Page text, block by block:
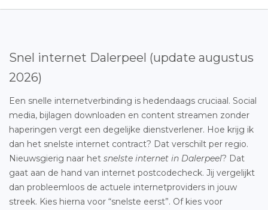
Snel internet Dalerpeel (update augustus
2026)
Een snelle internetverbinding is hedendaags cruciaal. Social
media, bijlagen downloaden en content streamen zonder
haperingen vergt een degelijke dienstverlener. Hoe krijg ik
dan het snelste internet contract? Dat verschilt per regio.
Nieuwsgierig naar het snelste internet in Dalerpeel? Dat
gaat aan de hand van internet postcodecheck. Jij vergelijkt
dan probleemloos de actuele internetproviders in jouw
streek. Kies hierna voor “snelste eerst”. Of kies voor